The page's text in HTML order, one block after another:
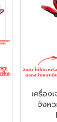
เครื่อง
จังห